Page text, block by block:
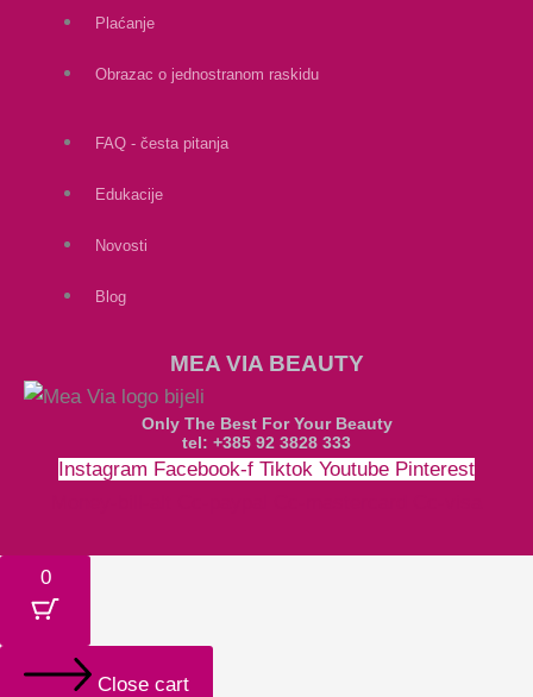
Plaćanje
Obrazac o jednostranom raskidu
FAQ - česta pitanja
Edukacije
Novosti
Blog
MEA VIA BEAUTY
Only The Best For Your Beauty
tel: +385 92 3828 333
Instagram Facebook-f Tiktok Youtube Pinterest
0
Close cart